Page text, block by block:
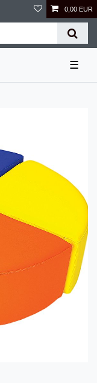
0,00 EUR
☰